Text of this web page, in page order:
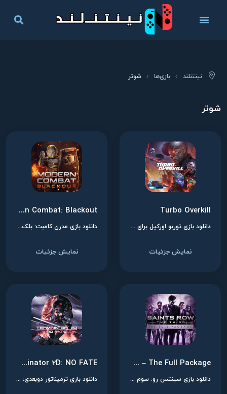
نینتنلند بازی‌ها شوتر
شوتر
Turbo Overkill
دانلود بازی توربو اورکیل برای نینتندو سوییچ
نمایش جزئیات
Modern Combat: Blackout
دانلود بازی مدرن کامبت: بلک اوت برای نینتندو سوییچ
نمایش جزئیات
Saints Row: The Third – The Full Package
دانلود بازی سینتس رو: سوم - پکیج کامل برای نینتندو سوییچ
Terminator 2D: NO FATE
دانلود بازی ترمیناتور دوبعدی: بدون سرنوشت برای نینتندو سوییچ